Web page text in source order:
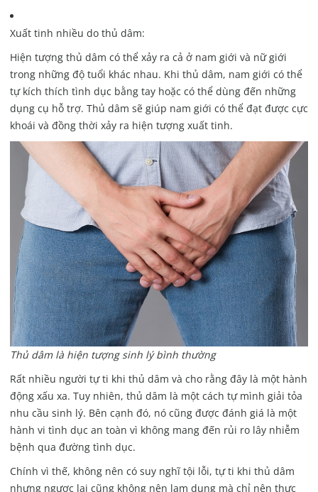
Xuất tinh nhiều do thủ dâm:
Hiện tượng thủ dâm có thể xảy ra cả ở nam giới và nữ giới
trong những độ tuổi khác nhau. Khi thủ dâm, nam giới có thể
tự kích thích tình dục bằng tay hoặc có thể dùng đến những
dụng cụ hỗ trợ. Thủ dâm sẽ giúp nam giới có thể đạt được cực
khoái và đồng thời xảy ra hiện tượng xuất tinh.
Thủ dâm là hiện tượng sinh lý bình thường
Rất nhiều người tự ti khi thủ dâm và cho rằng đây là một hành
động xấu xa. Tuy nhiên, thủ dâm là một cách tự mình giải tỏa
nhu cầu sinh lý. Bên cạnh đó, nó cũng được đánh giá là một
hành vi tình dục an toàn vì không mang đến rủi ro lây nhiễm
bệnh qua đường tình dục.
Chính vì thế, không nên có suy nghĩ tội lỗi, tự ti khi thủ dâm
nhưng ngược lại cũng không nên lạm dụng mà chỉ nên thực